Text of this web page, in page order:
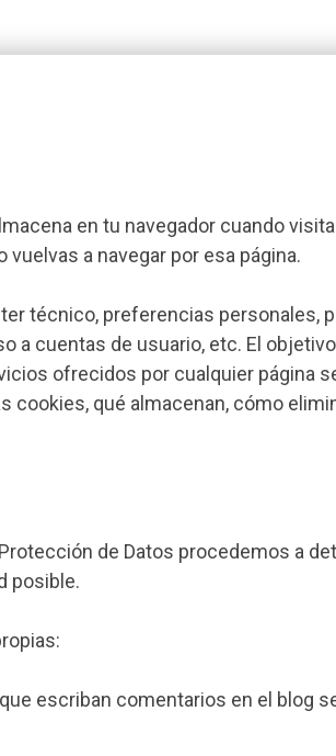
en tu navegador cuando
a navegar por esa página.
técnico, preferencias personales,
a cuentas de usuario, etc. El
ofrecidos por cualquier página
qué almacenan, cómo
de Datos procedemos a
posible.
escriban comentarios en el blog